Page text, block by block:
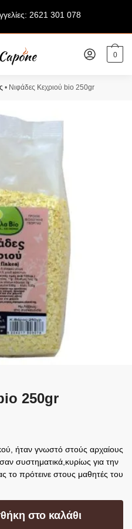
2621 301 078
0
• Νιφάδες Κεχριού bio 250gr
250gr
ήταν γνωστό στούς αρχαίους
συστηματικά,κυρίως για την
πρότεινε στους μαθητές του
στο καλάθι